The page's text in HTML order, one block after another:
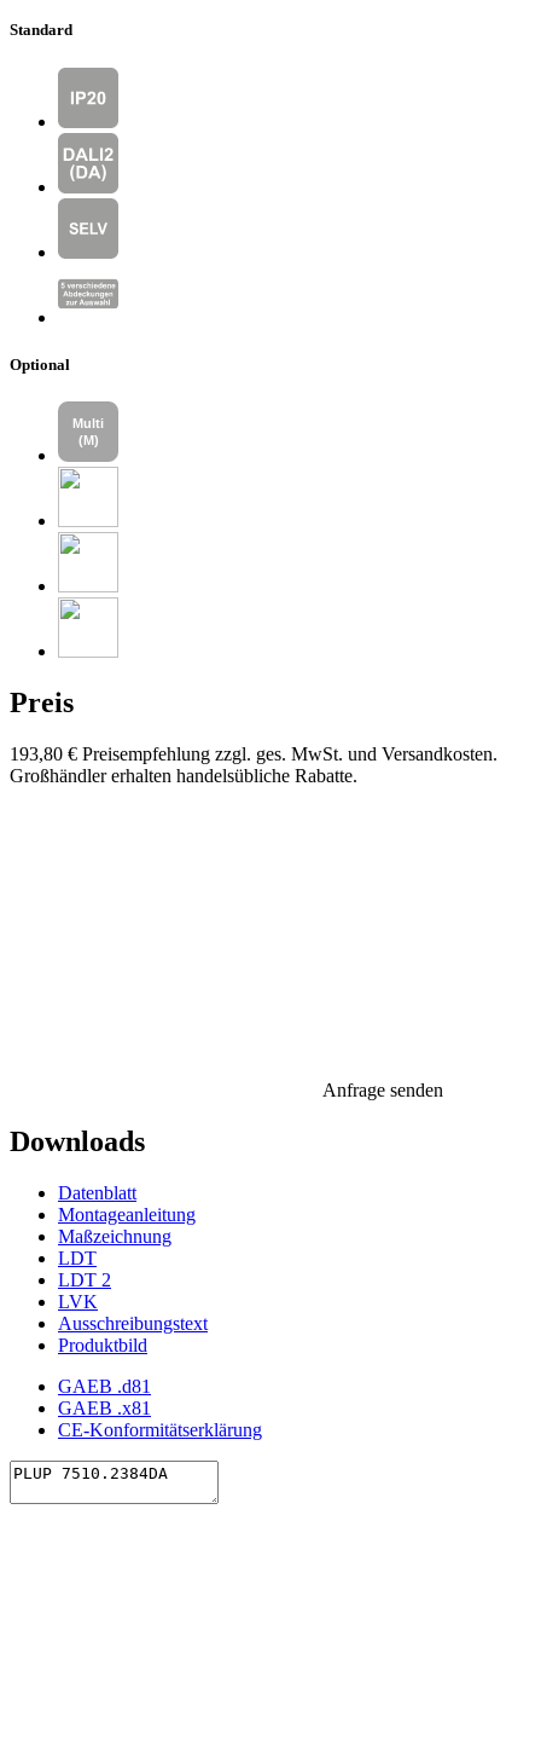
Standard
Optional
Preis
193,80 € Preisempfehlung zzgl. ges. MwSt. und Versandkosten.
Großhändler erhalten handelsübliche Rabatte.
Anfrage senden
Downloads
Datenblatt
Montageanleitung
Maßzeichnung
LDT
LDT 2
LVK
Ausschreibungstext
Produktbild
GAEB .d81
GAEB .x81
CE-Konformitätserklärung